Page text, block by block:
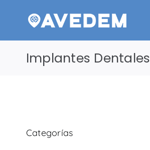
contenido
Implantes Dentales
Categorías